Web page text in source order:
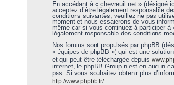
En accédant à « chevreuil.net » (désigné
acceptez d’être légalement responsable
conditions suivantes, veuillez ne pas
moment et nous essaierons de vous
même car si vous continuez à participer
légalement responsable des conditions
Nos forums sont propulsés par phpBB
« équipes de phpBB ») qui est une
et qui peut être téléchargée depuis
internet, le phpBB Group n’est en aucun
pas. Si vous souhaitez obtenir plus
http://www.phpbb.fr/.